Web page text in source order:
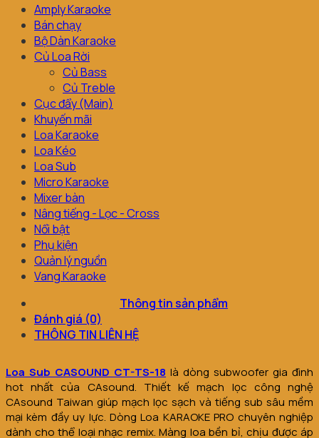
Amply Karaoke
Bán chạy
Bộ Dàn Karaoke
Củ Loa Rời
Củ Bass
Củ Treble
Cục đẩy (Main)
Khuyến mãi
Loa Karaoke
Loa Kéo
Loa Sub
Micro Karaoke
Mixer bàn
Nâng tiếng - Lọc - Cross
Nổi bật
Phụ kiện
Quản lý nguồn
Vang Karaoke
Thông tin sản phẩm
Đánh giá (0)
THÔNG TIN LIÊN HỆ
Loa Sub CASOUND CT-TS-18 là dòng subwoofer gia đình
hot nhất của CAsound. Thiết kế mạch lọc công nghệ
CAsound Taiwan giúp mạch lọc sạch và tiếng sub sâu mềm
mại kèm đầy uy lực. Dòng Loa KARAOKE PRO chuyên nghiệp
dành cho thể loại nhạc remix. Màng loa bền bỉ, chịu được áp